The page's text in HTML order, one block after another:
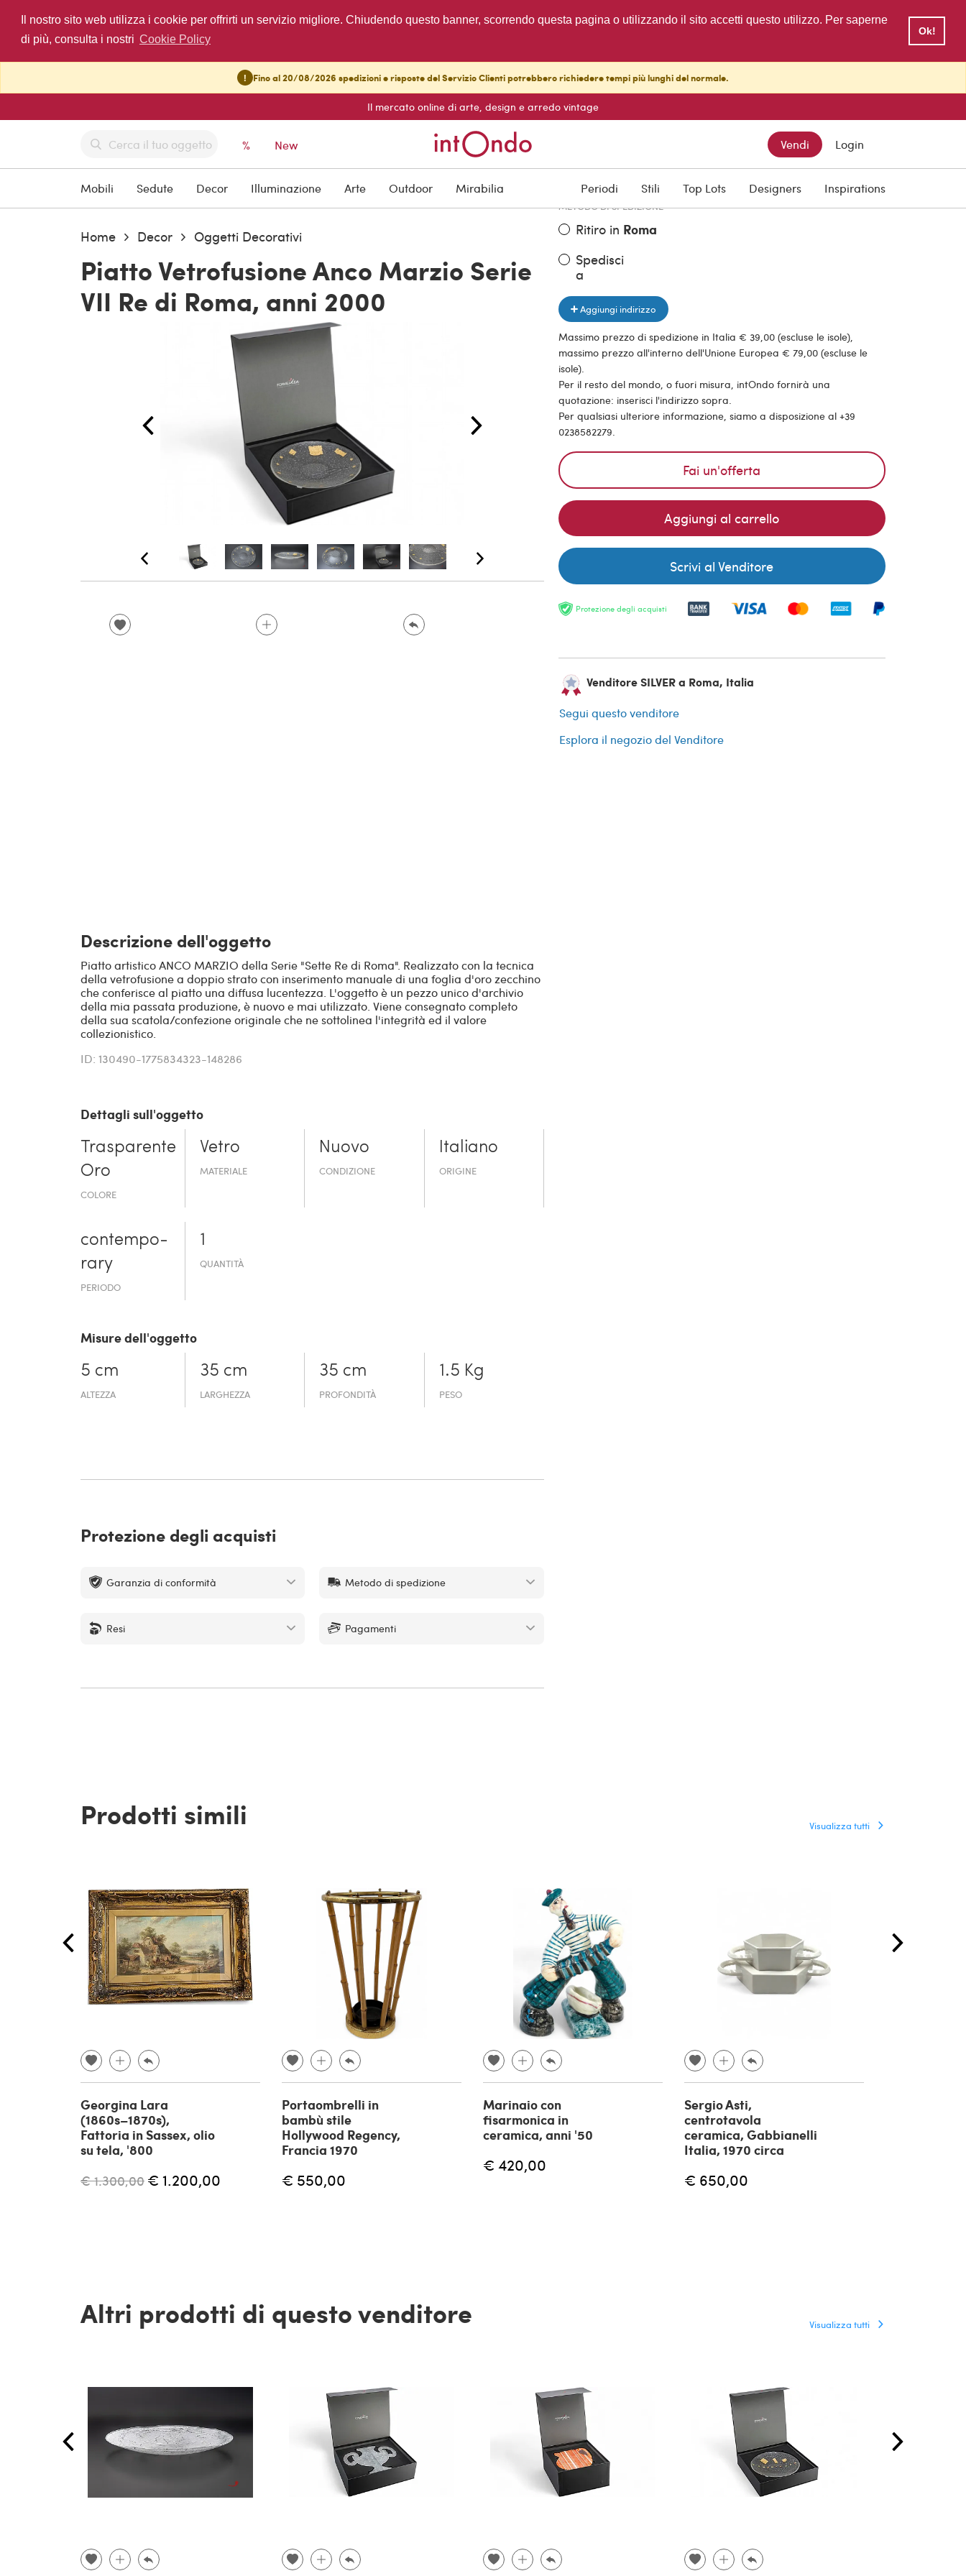
Il nostro sito web utilizza i cookie per offrirti un servizio migliore. Chiudendo questo banner, scorrendo questa pagina o utilizzando il sito accetti questo utilizzo. Per saperne
di più, consulta i nostri Cookie Policy
Ok!
! Fino al 20/08/2026 spedizioni e risposte del Servizio Clienti potrebbero richiedere tempi più lunghi del normale.
Il mercato online di arte, design e arredo vintage
% New Vendi Login
Mobili Sedute Decor Illuminazione Arte Outdoor Mirabilia Periodi Stili Top Lots Designers Inspirations
Home Decor Oggetti Decorativi
Piatto Vetrofusione Anco Marzio Serie
VII Re di Roma, anni 2000
€ 680,00
METODO DI SPEDIZIONE
Ritiro in Roma
Spedisci
a
Aggiungi indirizzo
Massimo prezzo di spedizione in Italia € 39,00 (escluse le isole),
massimo prezzo all'interno dell'Unione Europea € 79,00 (escluse le
isole).
Per il resto del mondo, o fuori misura, intOndo fornirà una
quotazione: inserisci l'indirizzo sopra.
Per qualsiasi ulteriore informazione, siamo a disposizione al +39
0238582279.
Fai un'offerta
Aggiungi al carrello
Scrivi al Venditore
Protezione degli acquisti
Venditore SILVER a Roma, Italia
Segui questo venditore
Esplora il negozio del Venditore
Descrizione dell'oggetto
Piatto artistico ANCO MARZIO della Serie "Sette Re di Roma". Realizzato con la tecnica
della vetrofusione a doppio strato con inserimento manuale di una foglia d'oro zecchino
che conferisce al piatto una diffusa lucentezza. L'oggetto è un pezzo unico d'archivio
della mia passata produzione, è nuovo e mai utilizzato. Viene consegnato completo
della sua scatola/confezione originale che ne sottolinea l'integrità ed il valore
collezionistico.
ID: 130490-1775834323-148286
Dettagli sull'oggetto
Trasparente
Oro
COLORE
Vetro
MATERIALE
Nuovo
CONDIZIONE
Italiano
ORIGINE
contempo­
rary
PERIODO
1
QUANTITÀ
Misure dell'oggetto
5 cm
ALTEZZA
35 cm
LARGHEZZA
35 cm
PROFONDITÀ
1.5 Kg
PESO
Protezione degli acquisti
Garanzia di conformità Metodo di spedizione
Resi Pagamenti
Prodotti simili Visualizza tutti
Georgina Lara
(1860s–1870s),
Fattoria in Sassex, olio
su tela, '800
€ 1.300,00 € 1.200,00
Portaombrelli in
bambù stile
Hollywood Regency,
Francia 1970
€ 550,00
Marinaio con
fisarmonica in
ceramica, anni '50
€ 420,00
Sergio Asti,
centrotavola
ceramica, Gabbianelli
Italia, 1970 circa
€ 650,00
Altri prodotti di questo venditore Visualizza tutti